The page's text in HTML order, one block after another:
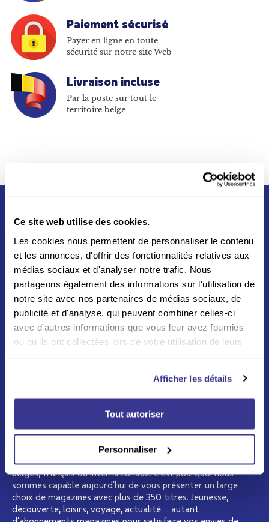
Ce site web utilise des cookies.
Les cookies nous permettent de personnaliser le contenu
et les annonces, d'offrir des fonctionnalités relatives aux
médias sociaux et d'analyser notre trafic. Nous
partageons également des informations sur l'utilisation de
notre site avec nos partenaires de médias sociaux, de
publicité et d'analyse, qui peuvent combiner celles-ci
avec d'autres informations que vous leur avez fournies
ou qu'ils ont collectées lors de votre utilisation de leurs
Afficher les détails
Tout autoriser
Personnaliser
Paiement sécurisé
Payer en ligne en toute
sécurité sur notre site Web
Livraison incluse
Par la poste sur tout le
territoire belge
Né du partenariat entre La Poste et Swiss Post en
2012, Asendia s'appuie sur un réseau mondial vers
plus de 200 destinations aux quatres coins du
monde
Qui sommes-nous ?
Depuis plus de 15 ans, Edigroup se présente comme le
spécialiste de la presse en Belgique. Nous regroupons
dans notre catalogue les plus grands éditeurs de presse
belges, français ou internationaux. C’est pourquoi nous
sommes capable aujourd’hui de vous présenter un large
choix de magazines avec plus de 350 titres. Jeunesse,
découverte, loisirs, voyage, actualité… autant